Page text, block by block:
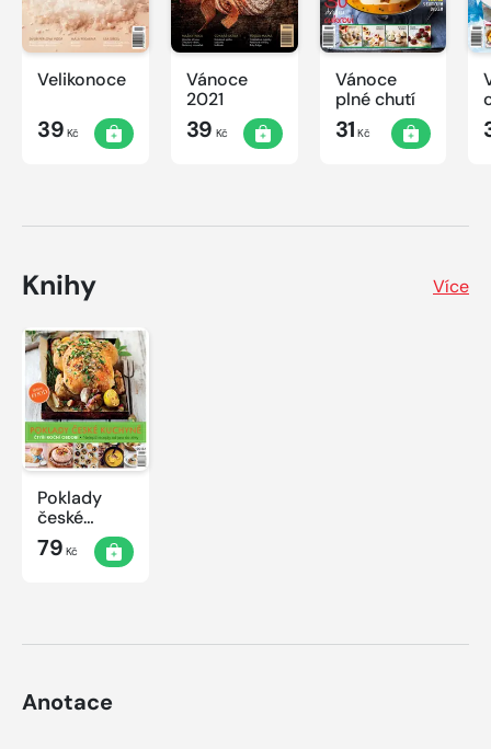
Velikonoce
39 Kč
Vánoce
2021
39 Kč
Vánoce
plné chutí
31 Kč
Knihy Více
Poklady
české
kuchyně
79 Kč
Anotace